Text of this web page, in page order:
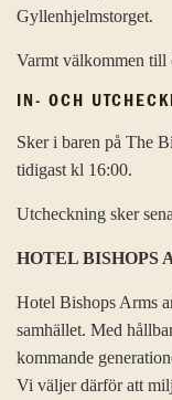
Gyllenhjelmstorget.
Varmt välkommen till
IN- OCH
Sker i baren på The
tidigast kl 16:00.
Utcheckning sker
HOTEL BISHOPS
Hotel Bishops Arms
samhället. Med
kommande
Vi väljer därför att